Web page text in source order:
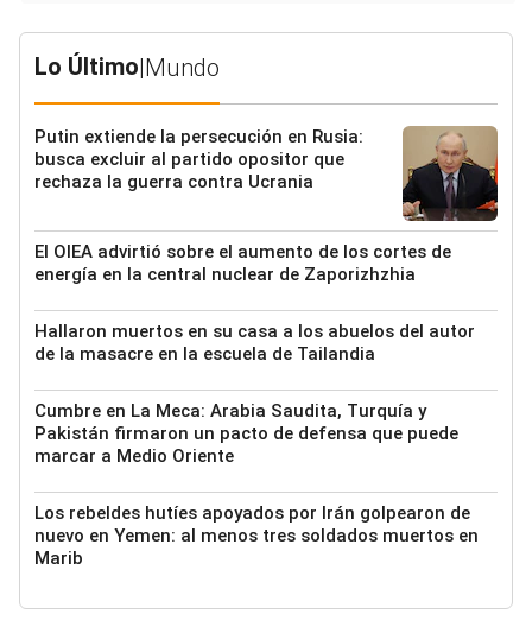
Lo Último|Mundo
Putin extiende la persecución en Rusia:
busca excluir al partido opositor que
rechaza la guerra contra Ucrania
El OIEA advirtió sobre el aumento de los cortes de
energía en la central nuclear de Zaporizhzhia
Hallaron muertos en su casa a los abuelos del autor
de la masacre en la escuela de Tailandia
Cumbre en La Meca: Arabia Saudita, Turquía y
Pakistán firmaron un pacto de defensa que puede
marcar a Medio Oriente
Los rebeldes hutíes apoyados por Irán golpearon de
nuevo en Yemen: al menos tres soldados muertos en
Marib